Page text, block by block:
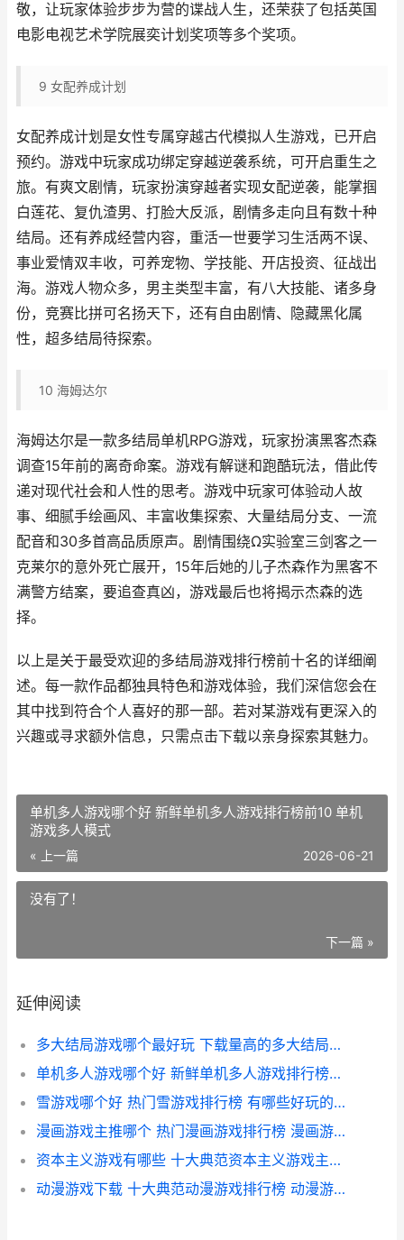
敬，让玩家体验步步为营的谍战人生，还荣获了包括英国
电影电视艺术学院展奕计划奖项等多个奖项。
9 女配养成计划
女配养成计划是女性专属穿越古代模拟人生游戏，已开启
预约。游戏中玩家成功绑定穿越逆袭系统，可开启重生之
旅。有爽文剧情，玩家扮演穿越者实现女配逆袭，能掌掴
白莲花、复仇渣男、打脸大反派，剧情多走向且有数十种
结局。还有养成经营内容，重活一世要学习生活两不误、
事业爱情双丰收，可养宠物、学技能、开店投资、征战出
海。游戏人物众多，男主类型丰富，有八大技能、诸多身
份，竞赛比拼可名扬天下，还有自由剧情、隐藏黑化属
性，超多结局待探索。
10 海姆达尔
海姆达尔是一款多结局单机RPG游戏，玩家扮演黑客杰森
调查15年前的离奇命案。游戏有解谜和跑酷玩法，借此传
递对现代社会和人性的思考。游戏中玩家可体验动人故
事、细腻手绘画风、丰富收集探索、大量结局分支、一流
配音和30多首高品质原声。剧情围绕Ω实验室三剑客之一
克莱尔的意外死亡展开，15年后她的儿子杰森作为黑客不
满警方结案，要追查真凶，游戏最后也将揭示杰森的选
择。
以上是关于最受欢迎的多结局游戏排行榜前十名的详细阐
述。每一款作品都独具特色和游戏体验，我们深信您会在
其中找到符合个人喜好的那一部。若对某游戏有更深入的
兴趣或寻求额外信息，只需点击下载以亲身探索其魅力。
单机多人游戏哪个好 新鲜单机多人游戏排行榜前10 单机
游戏多人模式
« 上一篇 2026-06-21
没有了！
下一篇 »
延伸阅读
多大结局游戏哪个最好玩 下载量高的多大结局游戏排行榜前10 大型多结局游戏
单机多人游戏哪个好 新鲜单机多人游戏排行榜前10 单机游戏多人模式
雪游戏哪个好 热门雪游戏排行榜 有哪些好玩的雪地游戏
漫画游戏主推哪个 热门漫画游戏排行榜 漫画游戏app
资本主义游戏有哪些 十大典范资本主义游戏主推 资本主义游戏有几个
动漫游戏下载 十大典范动漫游戏排行榜 动漫游戏推荐